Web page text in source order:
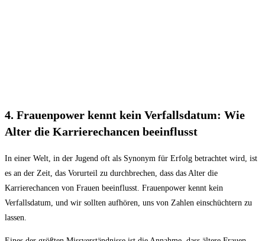
4.⁤ Frauenpower​ kennt‌ kein Verfallsdatum: Wie
Alter die​ Karrierechancen beeinflusst
In ⁣einer ⁣Welt, in der Jugend⁣ oft als Synonym für Erfolg betrachtet ​wird,⁣ ist
es an der Zeit, das Vorurteil zu durchbrechen, dass das Alter‌ die‌
Karrierechancen von Frauen beeinflusst. Frauenpower kennt ⁣kein
Verfallsdatum, ⁣und​ wir sollten aufhören,‌ uns⁤ von Zahlen einschüchtern⁣ zu
lassen.